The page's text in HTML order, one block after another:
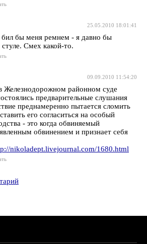
25.05.2010 18:01:41
бы меня ремнем - я давно бы
Смех какой-то.
09.09.2010 11:54:20
Железнодорожном районном суде
предварительные слушания
преднамеренно пытается сломить
его согласиться на особый
- это когда обвиняемый
обвинением и признает себя
nikoladept.livejournal.com/1680.html